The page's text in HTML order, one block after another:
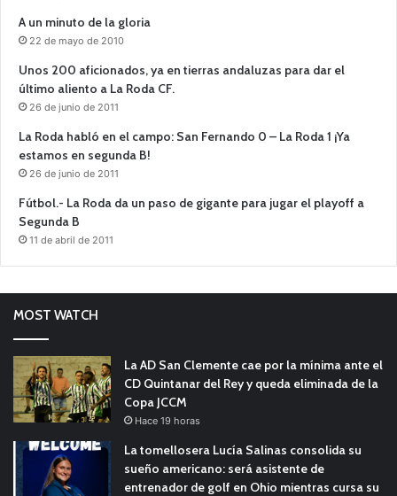
A un minuto de la gloria
22 de mayo de 2010
Unos 200 aficionados, ya en tierras andaluzas para dar el
último aliento a La Roda CF.
26 de junio de 2011
La Roda habló en el campo: San Fernando 0 – La Roda 1 ¡Ya
estamos en segunda B!
26 de junio de 2011
Fútbol.- La Roda da un paso de gigante para jugar el playoff a
Segunda B
11 de abril de 2011
MOST WATCH
La AD San Clemente cae por la mínima ante el
CD Quintanar del Rey y queda eliminada de la
Copa JCCM
Hace 19 horas
La tomellosera Lucía Salinas consolida su
sueño americano: será asistente de
entrenador de golf en Ohio mientras cursa su